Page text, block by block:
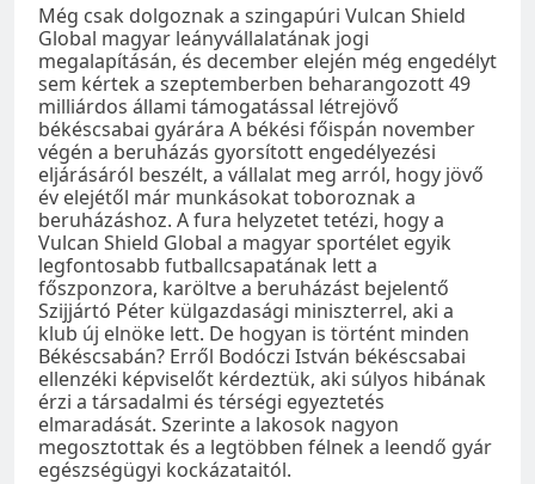
Még csak dolgoznak a szingapúri Vulcan Shield
Global magyar leányvállalatának jogi
megalapításán, és december elején még engedélyt
sem kértek a szeptemberben beharangozott 49
milliárdos állami támogatással létrejövő
békéscsabai gyárára A békési főispán november
végén a beruházás gyorsított engedélyezési
eljárásáról beszélt, a vállalat meg arról, hogy jövő
év elejétől már munkásokat toboroznak a
beruházáshoz. A fura helyzetet tetézi, hogy a
Vulcan Shield Global a magyar sportélet egyik
legfontosabb futballcsapatának lett a
főszponzora, karöltve a beruházást bejelentő
Szijjártó Péter külgazdasági miniszterrel, aki a
klub új elnöke lett. De hogyan is történt minden
Békéscsabán? Erről Bodóczi István békéscsabai
ellenzéki képviselőt kérdeztük, aki súlyos hibának
érzi a társadalmi és térségi egyeztetés
elmaradását. Szerinte a lakosok nagyon
megosztottak és a legtöbben félnek a leendő gyár
egészségügyi kockázataitól.